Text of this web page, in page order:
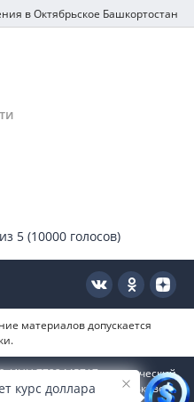
в Октябрьское Башкортостан
из 5 (10000 голосов)
материалов допускается
ИНН 7722445717, юридический
округ Коньково,
курс доллара